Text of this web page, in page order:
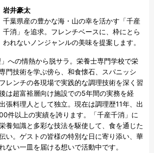
岩井豪太
千葉県産の豊かな海・山の幸を活かす「千産
千消」を追求。フレンチベースに、枠にとら
われないノンジャンルの美味を提案します。
への情熱から脱サラ。栄養士専門学校で栄
門技術を学ぶ傍ら、和食懐石、スパニッシ
レンチの各現場で実践的な調理技術を深く習
は超富裕層向け施設での5年間の実務を経
張料理人として独立。現在は調理歴11年、出
件以上の実績を誇ります。「千産千消」に
養知識と多彩な技法を駆使して、食を通じた
い。ゲストの皆様の特別な日に寄り添い、華
ない一皿を届ける想いで活動中です。